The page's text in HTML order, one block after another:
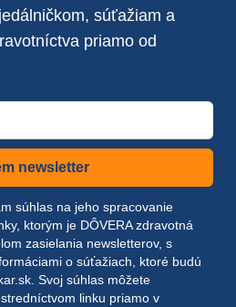
súťažiam a
priamo od
newsletter
súhlas na jeho spracovanie
ktorým je DÔVERA zdravotná
zasielania newsletterov, s
o súťažiach, ktoré budú
. Svoj súhlas môžete
linku priamo v